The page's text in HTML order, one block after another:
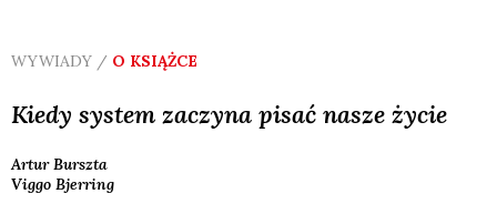
WYWIADY / O KSIĄŻCE
Kiedy system zaczyna pisać nasze życie
ArturBurszta
Viggo Bjerring